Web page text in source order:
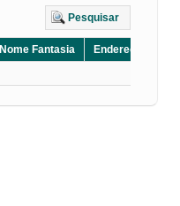
Pesquisar
Nome Fantasia Endereço